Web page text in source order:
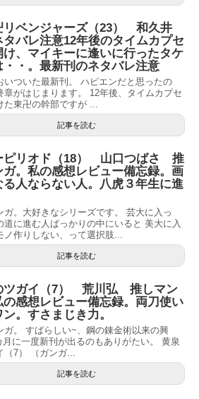
リベンジャーズ（23） 和久井
バレ注意12年後のタイムカプセ
け、マイキーに逢いに行ったタケ
・・。最新刊のネタバレ注意
いついた最新刊。 ハピエンだと思ったの
章がはじまります。 12年後、タイムカプセ
た東卍の幹部ですが ...
記事を読む
ピリオド（18） 山口つばさ 推
ガ。私の感想レビュー備忘録。画
る人ならない人。八虎３年生に進
ガ。大好きなシリーズです。 芸大に入っ
道に進む人ばっかりの中にいると 美大に入
ノ作りしない、って選択肢...
記事を読む
ツガイ（7） 荒川弘 推しマン
の感想レビュー備忘録。両刀使い
。すさまじき力。
ガ。 すばらしい~、鋼の錬金術以来の興
月に一度新刊が出るのもありがたい。 黄泉
（7） （ガンガ...
記事を読む